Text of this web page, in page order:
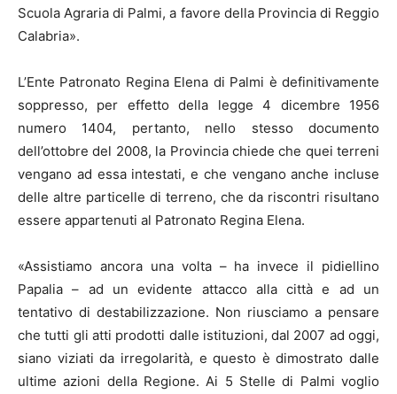
Scuola Agraria di Palmi, a favore della Provincia di Reggio
Calabria».
L’Ente Patronato Regina Elena di Palmi è definitivamente
soppresso, per effetto della legge 4 dicembre 1956
numero 1404, pertanto, nello stesso documento
dell’ottobre del 2008, la Provincia chiede che quei terreni
vengano ad essa intestati, e che vengano anche incluse
delle altre particelle di terreno, che da riscontri risultano
essere appartenuti al Patronato Regina Elena.
«Assistiamo ancora una volta – ha invece il pidiellino
Papalia – ad un evidente attacco alla città e ad un
tentativo di destabilizzazione. Non riusciamo a pensare
che tutti gli atti prodotti dalle istituzioni, dal 2007 ad oggi,
siano viziati da irregolarità, e questo è dimostrato dalle
ultime azioni della Regione. Ai 5 Stelle di Palmi voglio